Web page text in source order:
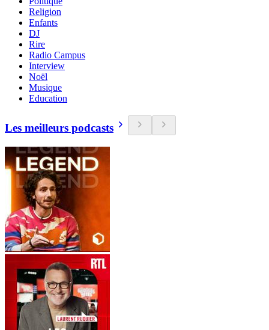
Religion
Enfants
DJ
Rire
Radio Campus
Interview
Noël
Musique
Education
Les meilleurs podcasts